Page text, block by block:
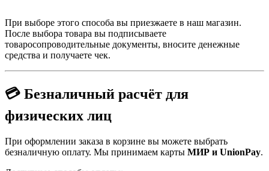
При выборе этого способа вы приезжаете в наш магазин.
После выбора товара вы подписываете
товаросопроводительные документы, вносите денежные
средства и получаете чек.
💳 Безналичный расчёт для
физических лиц
При оформлении заказа в корзине вы можете выбрать
безналичную оплату. Мы принимаем карты МИР и UnionPay.